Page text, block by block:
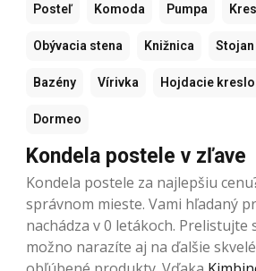
Posteľ Komoda Pumpa
Obývacia stena Knižnica Stojan
Bazény Vírivka Hojdacie kreslo
Dormeo
Kondela postele v zľave
Kondela postele za najlepšiu
správnom mieste. Vami hľadaný
nachádza v 0 letákoch. Prelistujte
možno narazíte aj na ďalšie